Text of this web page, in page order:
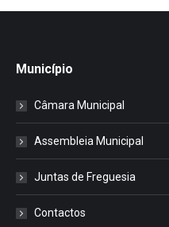
Município
Câmara Municipal
Assembleia Municipal
Juntas de Freguesia
Contactos